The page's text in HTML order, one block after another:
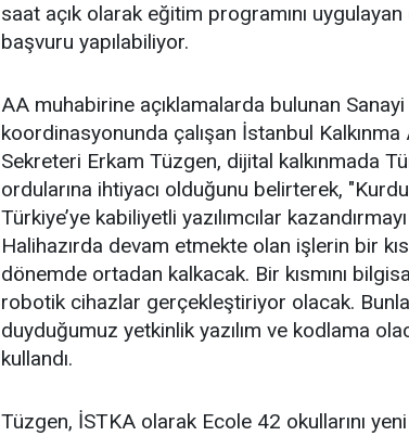
saat açık olarak eğitim programını
başvuru yapılabiliyor.
AA muhabirine açıklamalarda bulunan Sanayi
koordinasyonunda çalışan İstanbul Kalkınma
Sekreteri Erkam Tüzgen, dijital kalkınmada
ordularına ihtiyacı olduğunu belirterek,
Türkiye’ye kabiliyetli yazılımcılar
Halihazırda devam etmekte olan işlerin bir
dönemde ortadan kalkacak. Bir kısmını
robotik cihazlar gerçekleştiriyor olacak.
duyduğumuz yetkinlik yazılım ve kodlama
kullandı.
Tüzgen, İSTKA olarak Ecole 42 okullarını